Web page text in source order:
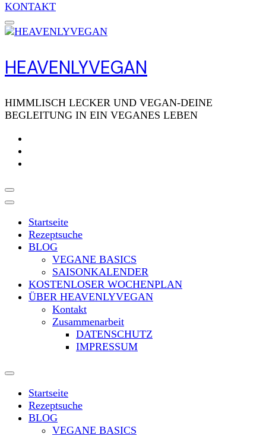
KONTAKT
HEAVENLYVEGAN
HIMMLISCH LECKER UND VEGAN-DEINE
BEGLEITUNG IN EIN VEGANES LEBEN
Startseite
Rezeptsuche
BLOG
VEGANE BASICS
SAISONKALENDER
KOSTENLOSER WOCHENPLAN
ÜBER HEAVENLYVEGAN
Kontakt
Zusammenarbeit
DATENSCHUTZ
IMPRESSUM
Startseite
Rezeptsuche
BLOG
VEGANE BASICS